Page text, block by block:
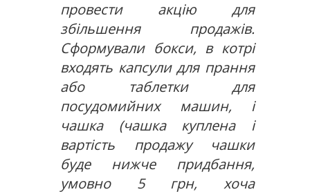
провести акцію для
збільшення продажів.
Сформували бокси, в котрі
входять капсули для прання
або таблетки для
посудомийних машин, і
чашка (чашка куплена і
вартість продажу чашки
буде нижче придбання,
умовно 5 грн, хоча